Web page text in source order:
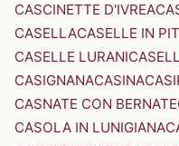
CASCINETTE D'IVREA
CASELLACASELLE IN
CASELLE LURANI
CASIGNANACASINA
CASNATE CON BERNATE
CASOLA IN LUNIGIANA